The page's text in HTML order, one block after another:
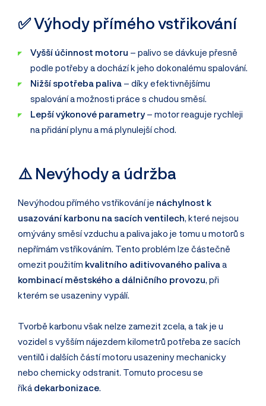
✅ Výhody přímého vstřikování
Vyšší účinnost motoru – palivo se dávkuje přesně
podle potřeby a dochází k jeho dokonalému spalování.
Nižší spotřeba paliva– díky efektivnějšímu
spalování a možnosti práce s chudou směsí.
Lepší výkonové parametry– motor reaguje rychleji
na přidání plynu a má plynulejší chod.
⚠️ Nevýhody a údržba
Nevýhodou přímého vstřikování je náchylnost k
usazování karbonu na sacích ventilech, které nejsou
omývány směsí vzduchu a paliva jako je tomu u motorů s
nepřímám vstřikováním. Tento problém lze částečně
omezit použitím kvalitního aditivovaného palivaa
kombinací městského a dálničního provozu, při
kterém se usazeniny vypálí.
Tvorbě karbonu však nelze zamezit zcela, a tak je u
vozidel s vyšším nájezdem kilometrů potřeba ze sacích
ventilů i dalších částí motoru usazeniny mechanicky
nebo chemicky odstranit. Tomuto procesu se
říká dekarbonizace.